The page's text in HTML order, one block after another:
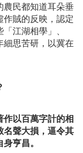
農民都知道耳朵垂
賊的反映，認定
江湖相學」、
細思苦研，以冀在
作以百萬字計的相
名聲大損 ， 逼令其
身亨昌。